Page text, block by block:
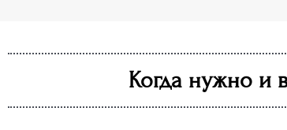
Когда нужно и